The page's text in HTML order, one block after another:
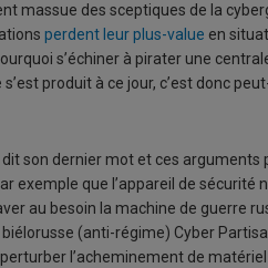
massue des sceptiques de la
perdent leur plus-value en
s’échiner à pirater une
produit à ce jour, c’est donc
dit son dernier mot et ces
exemple que l’appareil de sécurité
au besoin la machine de guerre
(anti-régime) Cyber
l’acheminement de